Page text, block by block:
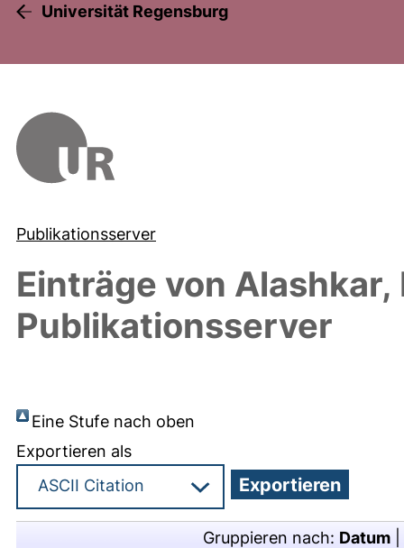
Universität Regensburg
Publikationsserver
Einträge von Alashkar,
Publikationsserver
Eine Stufe nach oben
Exportieren als
Gruppieren nach: Datum